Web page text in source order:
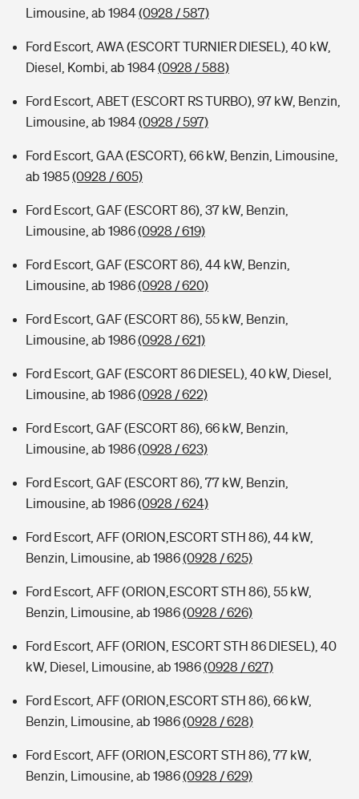
Limousine, ab 1984(0928 / 587)
Ford Escort, AWA (ESCORT TURNIER DIESEL), 40 kW,
Diesel, Kombi, ab 1984(0928 / 588)
Ford Escort, ABET (ESCORT RS TURBO), 97 kW, Benzin,
Limousine, ab 1984(0928 / 597)
Ford Escort, GAA (ESCORT), 66 kW, Benzin, Limousine,
ab 1985(0928 / 605)
Ford Escort, GAF (ESCORT 86), 37 kW, Benzin,
Limousine, ab 1986(0928 / 619)
Ford Escort, GAF (ESCORT 86), 44 kW, Benzin,
Limousine, ab 1986(0928 / 620)
Ford Escort, GAF (ESCORT 86), 55 kW, Benzin,
Limousine, ab 1986(0928 / 621)
Ford Escort, GAF (ESCORT 86 DIESEL), 40 kW, Diesel,
Limousine, ab 1986(0928 / 622)
Ford Escort, GAF (ESCORT 86), 66 kW, Benzin,
Limousine, ab 1986(0928 / 623)
Ford Escort, GAF (ESCORT 86), 77 kW, Benzin,
Limousine, ab 1986(0928 / 624)
Ford Escort, AFF (ORION,ESCORT STH 86), 44 kW,
Benzin, Limousine, ab 1986(0928 / 625)
Ford Escort, AFF (ORION,ESCORT STH 86), 55 kW,
Benzin, Limousine, ab 1986(0928 / 626)
Ford Escort, AFF (ORION, ESCORT STH 86 DIESEL), 40
kW, Diesel, Limousine, ab 1986(0928 / 627)
Ford Escort, AFF (ORION,ESCORT STH 86), 66 kW,
Benzin, Limousine, ab 1986(0928 / 628)
Ford Escort, AFF (ORION,ESCORT STH 86), 77 kW,
Benzin, Limousine, ab 1986(0928 / 629)